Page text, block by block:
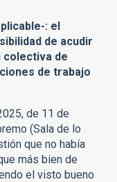
: el
de acudir
colectiva de
de trabajo
de 11 de
(Sala de lo
que no había
más bien de
el visto bueno